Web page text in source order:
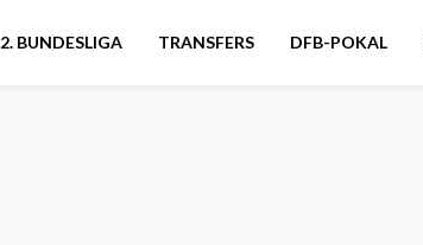
2. BUNDESLIGA TRANSFERS DFB-POKAL